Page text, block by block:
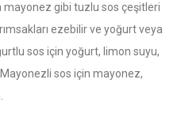
mayonez gibi tuzlu sos çeşitleri
ezebilir ve yoğurt veya
sos için yoğurt, limon suyu,
Mayonezli sos için mayonez,